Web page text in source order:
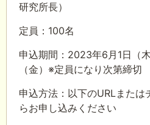
研究所長）
定員：100名
申込期間：2023年6月1日（
（金）※定員になり次第締切
申込方法：以下のURLまたは
らお申し込みください